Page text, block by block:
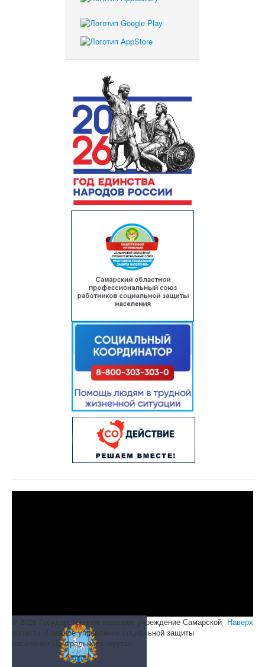
Наверх
© 2026 Государственное казенное учреждение Самарской
области «Главное управление социальной защиты
населения Центрального округа»